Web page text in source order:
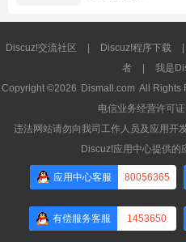
Discuz!交流社区 Discuz!程序下载
者
我是
Copyright ©2026 Dismall.com All Rights
电信业务经营许可
违法网站请勿向我司工作人员及应用开
Discuz!应用中心提供的
应用中心客服 80056365
有偿服务客服 1453650